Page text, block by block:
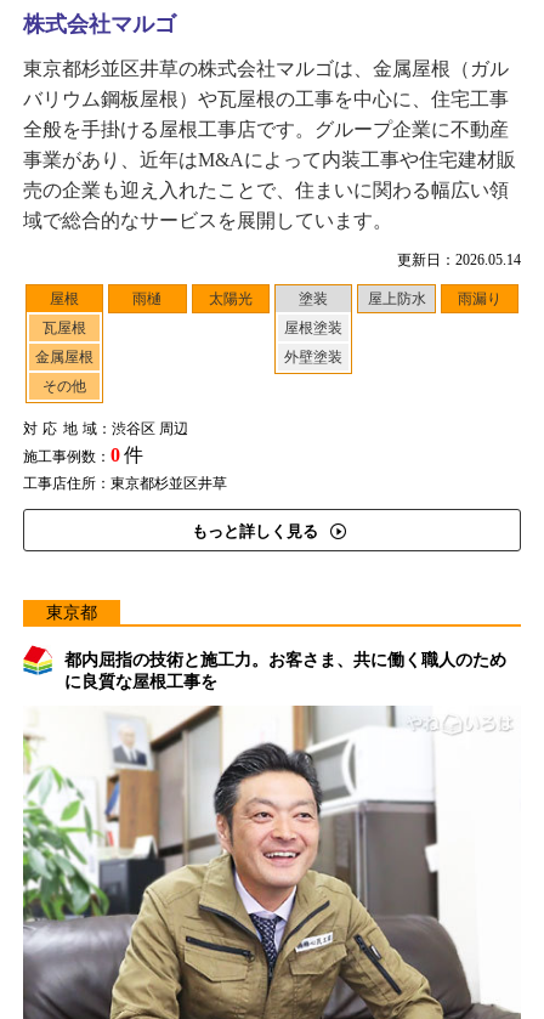
更新日：2026.05.14
屋根
瓦屋根
金属屋根
その他
雨樋 太陽光
塗装
屋根塗装
外壁塗装
屋上防水 雨漏り
対応地域：渋谷区 周辺
施工事例数： 0件
工事店住所：東京都杉並区井草
もっと詳しく見る
株式会社マルゴ
東京都杉並区井草の株式会社マルゴは、金属屋根（ガル
バリウム鋼板屋根）や瓦屋根の工事を中心に、住宅工事
全般を手掛ける屋根工事店です。グループ企業に不動産
事業があり、近年はM&Aによって内装工事や住宅建材販
売の企業も迎え入れたことで、住まいに関わる幅広い領
域で総合的なサービスを展開しています。
東京都
都内屈指の技術と施工力。お客さま、共に働く職人のため
に良質な屋根工事を